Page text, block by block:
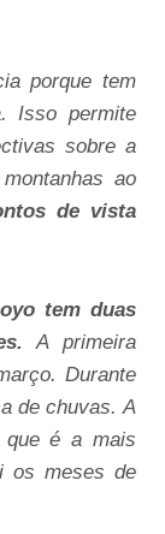
porque tem
Isso permite
sobre a
ao
de vista
tem duas
A primeira
Durante
de chuvas. A
que é a mais
os meses de